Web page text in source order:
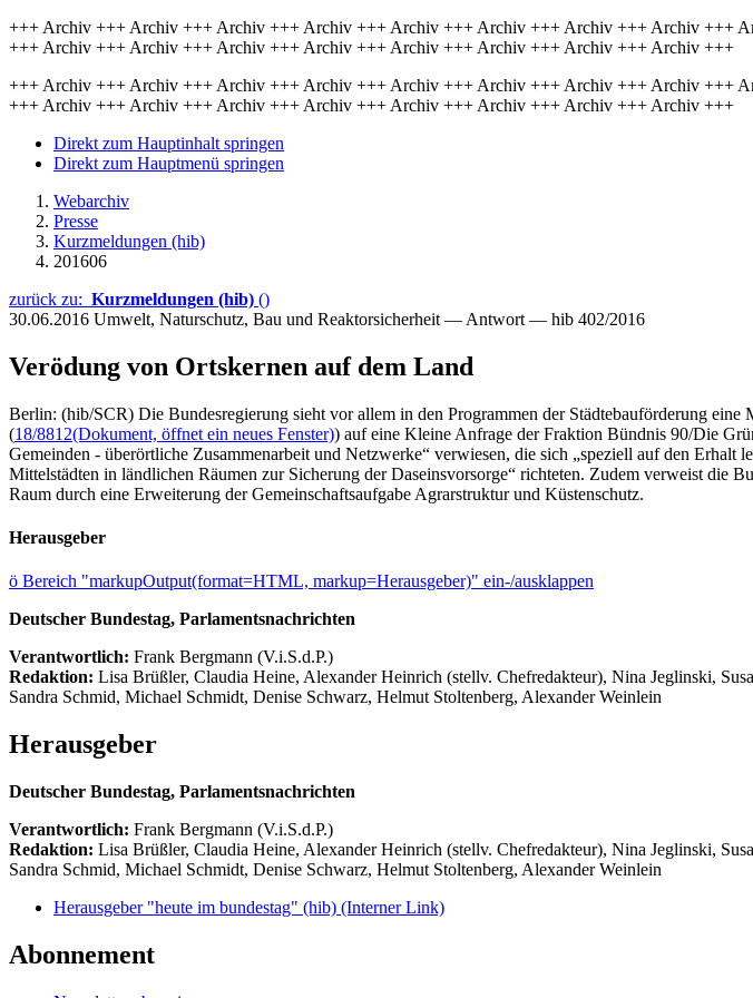
+++ Archiv +++ Archiv +++ Archiv +++ Archiv +++ Archiv +++ Archiv +++ Archiv +++ Archiv
+++ Archiv +++ Archiv +++ Archiv +++ Archiv +++ Archiv +++ Archiv +++ Archiv +++ Archiv +++
+++ Archiv +++ Archiv +++ Archiv +++ Archiv +++ Archiv +++ Archiv +++ Archiv +++ Archiv
+++ Archiv +++ Archiv +++ Archiv +++ Archiv +++ Archiv +++ Archiv +++ Archiv +++ Archiv +++
Direkt zum Hauptinhalt springen
Direkt zum Hauptmenü springen
Webarchiv
Presse
Kurzmeldungen (hib)
201606
zurück zu: Kurzmeldungen (hib) ()
30.06.2016 Umwelt, Naturschutz, Bau und Reaktorsicherheit — Antwort — hib 402/2016
Verödung von Ortskernen auf dem Land
Berlin: (hib/SCR) Die Bundesregierung sieht vor allem in den Programmen der Städtebauförderung
(18/8812(Dokument, öffnet ein neues Fenster)) auf eine Kleine Anfrage der Fraktion Bündnis 90/Die
Gemeinden - überörtliche Zusammenarbeit und Netzwerke“ verwiesen, die sich „speziell auf den
Mittelstädten in ländlichen Räumen zur Sicherung der Daseinsvorsorge“ richteten. Zudem verweist
Raum durch eine Erweiterung der Gemeinschaftsaufgabe Agrarstruktur und Küstenschutz.
Herausgeber
ö Bereich "markupOutput(format=HTML, markup=Herausgeber)" ein-/ausklappen
Deutscher Bundestag, Parlamentsnachrichten
Verantwortlich: Frank Bergmann (V.i.S.d.P.)
Redaktion: Lisa Brüßler, Claudia Heine, Alexander Heinrich (stellv. Chefredakteur), Nina Jeglinski,
Sandra Schmid, Michael Schmidt, Denise Schwarz, Helmut Stoltenberg, Alexander Weinlein
Herausgeber
Deutscher Bundestag, Parlamentsnachrichten
Verantwortlich: Frank Bergmann (V.i.S.d.P.)
Redaktion: Lisa Brüßler, Claudia Heine, Alexander Heinrich (stellv. Chefredakteur), Nina Jeglinski,
Sandra Schmid, Michael Schmidt, Denise Schwarz, Helmut Stoltenberg, Alexander Weinlein
Herausgeber "heute im bundestag" (hib) (Interner Link)
Abonnement